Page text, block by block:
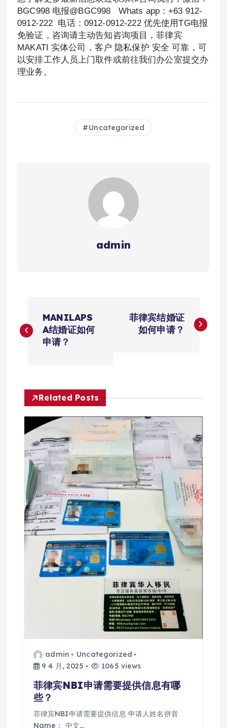
BGC998 电报@BGC998 Whats app：+63 912-
0912-222 电话：0912-0912-222 优先使用TG电报
免验证，咨询请主动告知咨询项目，菲律宾
MAKATI 实体公司，客户 隐私保护 安全 可靠，可
以安排工作人员上门取件或前往我们办公室提交办
理业务。
Uncategorized
admin
章
航
MANILAPS
A结婚证如何
申请？
菲律宾结婚证
如何申请？
Related Posts
admin
Uncategorized
9 4 月, 2025
1065 views
菲律宾NBI申请需要提供信息有哪
些？
菲律宾NBI申请需要提供信息 申请人姓名拼音
Name： 中文…